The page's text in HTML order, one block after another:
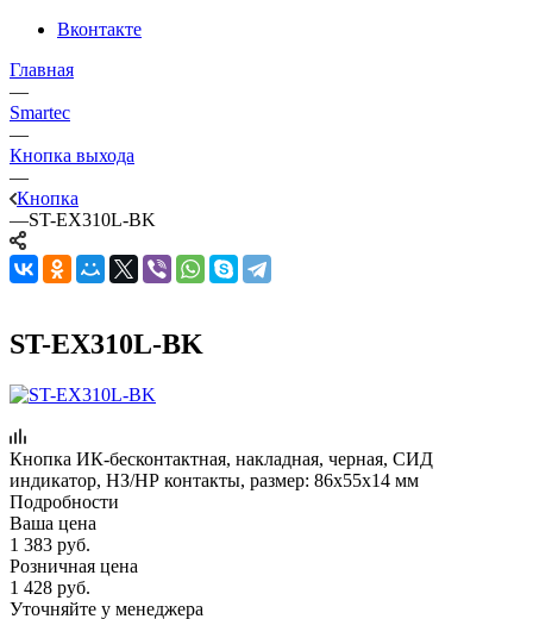
Вконтакте
Главная
—
Smartec
—
Кнопка выхода
—
Кнопка
—ST-EX310L-BK
ST-EX310L-BK
Кнопка ИК-бесконтактная, накладная, черная, СИД
индикатор, НЗ/НР контакты, размер: 86х55х14 мм
Подробности
Ваша цена
1 383 руб.
Розничная цена
1 428 руб.
Уточняйте у менеджера